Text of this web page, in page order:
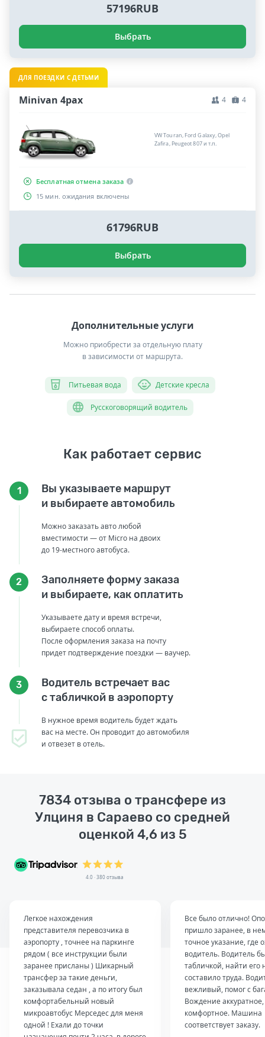
57196RUB
Выбрать
ДЛЯ ПОЕЗДКИ С ДЕТЬМИ
Minivan 4pax 4 4
VW Touran, Ford Galaxy, Opel
Zafira, Peugeot 807 и т.п.
Бесплатная отмена заказа
15 мин. ожидания включены
61796RUB
Выбрать
Дополнительные услуги
Можно приобрести за отдельную плату
в зависимости от маршрута.
Питьевая вода Детские кресла
Русскоговорящий водитель
Как работает сервис
1
Вы указываете маршрут
и выбираете автомобиль
Можно заказать авто любой
вместимости — от Micro на двоих
до 19-местного автобуса.
2
Заполняете форму заказа
и выбираете, как оплатить
Указываете дату и время встречи,
выбираете способ оплаты.
После оформления заказа на почту
придет подтверждение поездки — ваучер.
3
Водитель встречает вас
с табличкой в аэропорту
В нужное время водитель будет ждать
вас на месте. Он проводит до автомобиля
и отвезет в отель.
7834 отзыва о трансфере из
Улциня в Сараево со средней
оценкой 4,6 из 5
4.0 · 380 отзыва
Легкое нахождения
представителя перевозчика в
аэропорту , точнее на паркинге
рядом ( все инструкции были
заранее присланы ) Шикарный
трансфер за такие деньги,
заказывала седан , а по итогу был
комфортабельный новый
микроавтобус Мерседес для меня
одной ! Ехали до точки
Все было отлично!
пришло заранее, в
точное указание, где
водитель. Водитель
табличкой, найти его
составило труда.
вежливый, помог с
Вождение аккуратное,
комфортное. Машина
соответствует заказу.